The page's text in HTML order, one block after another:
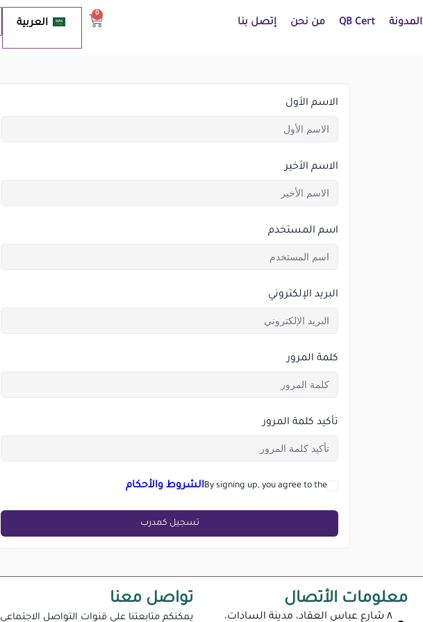
المدونة QB Cert من نحن إتصل بنا
0
العربية
الاسم الأول
الاسم الأخير
اسم المستخدم
البريد الإلكتروني
كلمة المرور
تأكيد كلمة المرور
By signing up, you agree to theالشروط والأحكام
تسجيل كمدرب
معلومات الأتصال
٨ شارع عباس العقاد، مدينة السادات،
تواصل معنا
يمكنكم متابعتنا على قنوات التواصل الاجتماعي